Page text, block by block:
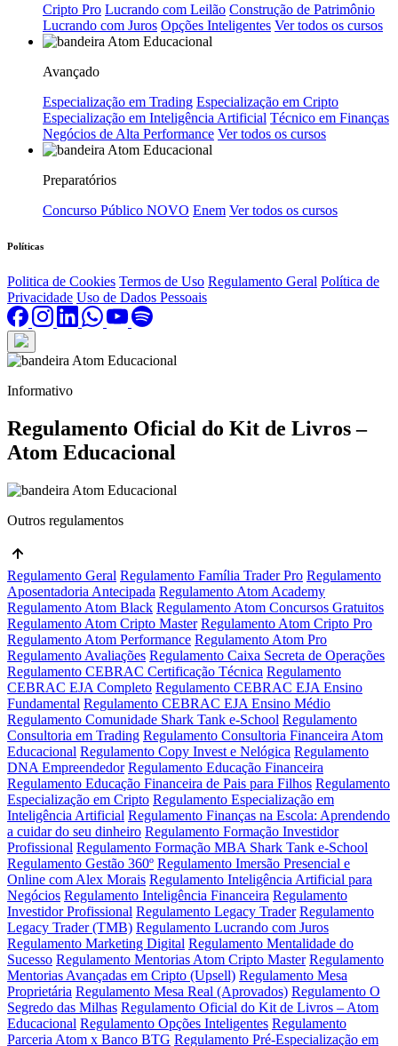
Cripto Pro Lucrando com Leilão Construção de Patrimônio
Lucrando com Juros Opções Inteligentes Ver todos os cursos
Avançado
Especialização em Trading Especialização em Cripto
Especialização em Inteligência Artificial Técnico em Finanças
Negócios de Alta Performance Ver todos os cursos
Preparatórios
Concurso Público NOVO Enem Ver todos os cursos
Políticas
Politica de Cookies Termos de Uso Regulamento Geral Política de
Privacidade Uso de Dados Pessoais
Informativo
Regulamento Oficial do Kit de Livros –
Atom Educacional
Outros regulamentos
Regulamento Geral Regulamento Família Trader Pro Regulamento
Aposentadoria Antecipada Regulamento Atom Academy
Regulamento Atom Black Regulamento Atom Concursos Gratuitos
Regulamento Atom Cripto Master Regulamento Atom Cripto Pro
Regulamento Atom Performance Regulamento Atom Pro
Regulamento Avaliações Regulamento Caixa Secreta de Operações
Regulamento CEBRAC Certificação Técnica Regulamento
CEBRAC EJA Completo Regulamento CEBRAC EJA Ensino
Fundamental Regulamento CEBRAC EJA Ensino Médio
Regulamento Comunidade Shark Tank e-School Regulamento
Consultoria em Trading Regulamento Consultoria Financeira Atom
Educacional Regulamento Copy Invest e Nelógica Regulamento
DNA Empreendedor Regulamento Educação Financeira
Regulamento Educação Financeira de Pais para Filhos Regulamento
Especialização em Cripto Regulamento Especialização em
Inteligência Artificial Regulamento Finanças na Escola: Aprendendo
a cuidar do seu dinheiro Regulamento Formação Investidor
Profissional Regulamento Formação MBA Shark Tank e-School
Regulamento Gestão 360º Regulamento Imersão Presencial e
Online com Alex Morais Regulamento Inteligência Artificial para
Negócios Regulamento Inteligência Financeira Regulamento
Investidor Profissional Regulamento Legacy Trader Regulamento
Legacy Trader (TMB) Regulamento Lucrando com Juros
Regulamento Marketing Digital Regulamento Mentalidade do
Sucesso Regulamento Mentorias Atom Cripto Master Regulamento
Mentorias Avançadas em Cripto (Upsell) Regulamento Mesa
Proprietária Regulamento Mesa Real (Aprovados) Regulamento O
Segredo das Milhas Regulamento Oficial do Kit de Livros – Atom
Educacional Regulamento Opções Inteligentes Regulamento
Parceria Atom x Banco BTG Regulamento Pré-Especialização em